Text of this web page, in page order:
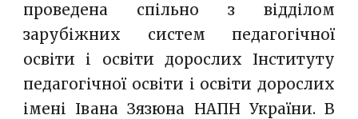
проведена спільно з відділом
зарубіжних систем педагогічної
освіти і освіти дорослих Інституту
педагогічної освіти і освіти дорослих
імені Івана Зязюна НАПН України. В